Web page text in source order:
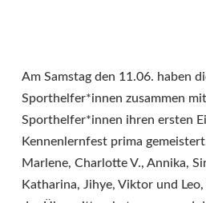
Am Samstag den 11.06. haben
Sporthelfer*innen zusammen
Sporthelfer*innen ihren ersten
Kennenlernfest prima
Marlene, Charlotte V., Annika,
Katharina, Jihye, Viktor und